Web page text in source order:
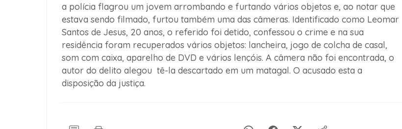
a polícia flagrou um jovem arrombando e furtando vários objetos e, ao notar que
estava sendo filmado, furtou também uma das câmeras. Identificado como Leomar
Santos de Jesus, 20 anos, o referido foi detido, confessou o crime e na sua
residência foram recuperados vários objetos: lancheira, jogo de colcha de casal,
som com caixa, aparelho de DVD e vários lençóis. A câmera não foi encontrada, o
autor do delito alegou tê-la descartado em um matagal. O acusado esta a
disposição da justiça.